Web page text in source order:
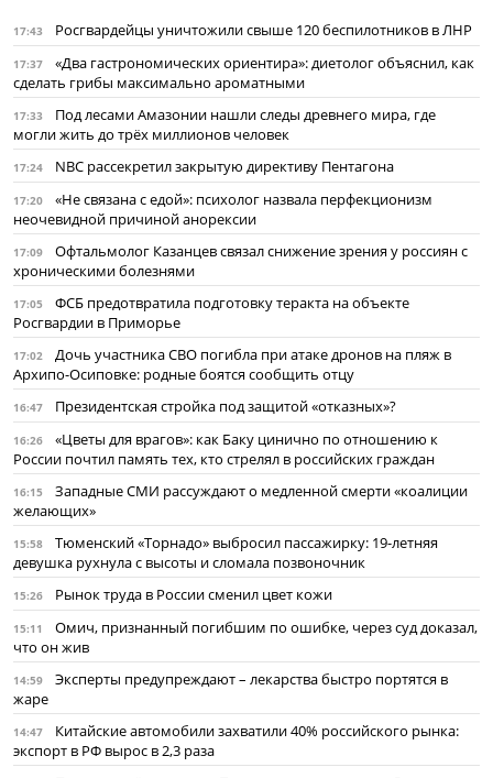
17:43 Росгвардейцы уничтожили свыше 120 беспилотников в ЛНР
17:37
«Два гастрономических ориентира»: диетолог объяснил, как
сделать грибы максимально ароматными
17:33
Под лесами Амазонии нашли следы древнего мира, где
могли жить до трёх миллионов человек
17:24 NBC рассекретил закрытую директиву Пентагона
17:20
«Не связана с едой»: психолог назвала перфекционизм
неочевидной причиной анорексии
17:09
Офтальмолог Казанцев связал снижение зрения у россиян с
хроническими болезнями
17:05
ФСБ предотвратила подготовку теракта на объекте
Росгвардии в Приморье
17:02
Дочь участника СВО погибла при атаке дронов на пляж в
Архипо-Осиповке: родные боятся сообщить отцу
16:47 Президентская стройка под защитой «отказных»?
16:26
«Цветы для врагов»: как Баку цинично по отношению к
России почтил память тех, кто стрелял в российских граждан
16:15
Западные СМИ рассуждают о медленной смерти «коалиции
желающих»
15:58
Тюменский «Торнадо» выбросил пассажирку: 19-летняя
девушка рухнула с высоты и сломала позвоночник
15:26 Рынок труда в России сменил цвет кожи
15:11
Омич, признанный погибшим по ошибке, через суд доказал,
что он жив
14:59
Эксперты предупреждают – лекарства быстро портятся в
жаре
14:47
Китайские автомобили захватили 40% российского рынка:
экспорт в РФ вырос в 2,3 раза